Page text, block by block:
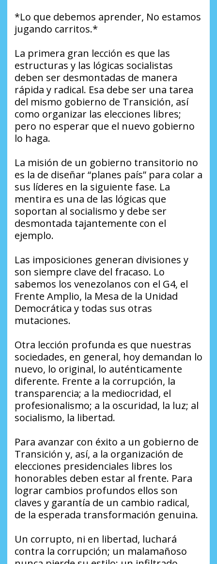
*Lo que debemos aprender, No estamos
jugando carritos.*
La primera gran lección es que las
estructuras y las lógicas socialistas
deben ser desmontadas de manera
rápida y radical. Esa debe ser una tarea
del mismo gobierno de Transición, así
como organizar las elecciones libres;
pero no esperar que el nuevo gobierno
lo haga.
La misión de un gobierno transitorio no
es la de diseñar “planes país” para colar a
sus líderes en la siguiente fase. La
mentira es una de las lógicas que
soportan al socialismo y debe ser
desmontada tajantemente con el
ejemplo.
Las imposiciones generan divisiones y
son siempre clave del fracaso. Lo
sabemos los venezolanos con el G4, el
Frente Amplio, la Mesa de la Unidad
Democrática y todas sus otras
mutaciones.
Otra lección profunda es que nuestras
sociedades, en general, hoy demandan lo
nuevo, lo original, lo auténticamente
diferente. Frente a la corrupción, la
transparencia; a la mediocridad, el
profesionalismo; a la oscuridad, la luz; al
socialismo, la libertad.
Para avanzar con éxito a un gobierno de
Transición y, así, a la organización de
elecciones presidenciales libres los
honorables deben estar al frente. Para
lograr cambios profundos ellos son
claves y garantía de un cambio radical,
de la esperada transformación genuina.
Un corrupto, ni en libertad, luchará
contra la corrupción; un malamañoso